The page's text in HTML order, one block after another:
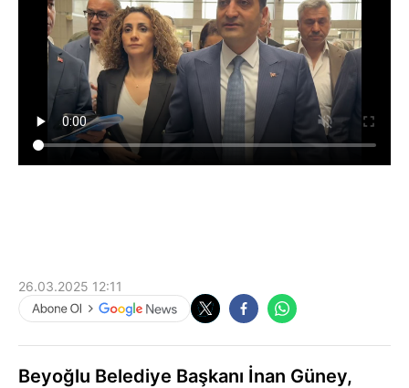
26.03.2025 12:11
Beyoğlu Belediye Başkanı İnan Güney,